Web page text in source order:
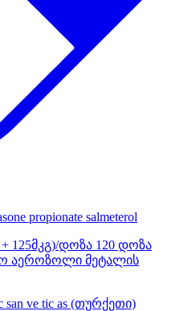
propionate salmeterol
+ 125მკგ)/დოზა 120 დოზა
აეროზოლი მეტალის
ve tic as (თურქეთი)